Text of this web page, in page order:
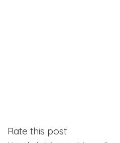
Rate this post